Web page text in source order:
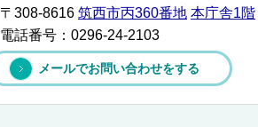
〒308-8616 筑西市丙360番地 本庁舎1階
電話番号：0296-24-2103
メールでお問い合わせをする